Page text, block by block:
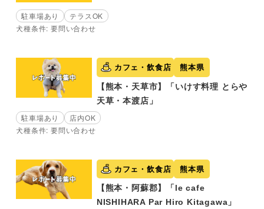
駐車場あり
テラスOK
犬種条件: 要問い合わせ
カフェ・飲食店 熊本県
【熊本・天草市】「いけす料理 とらや
天草・本渡店」
駐車場あり
店内OK
犬種条件: 要問い合わせ
カフェ・飲食店 熊本県
【熊本・阿蘇郡】「le cafe
NISHIHARA Par Hiro Kitagawa」